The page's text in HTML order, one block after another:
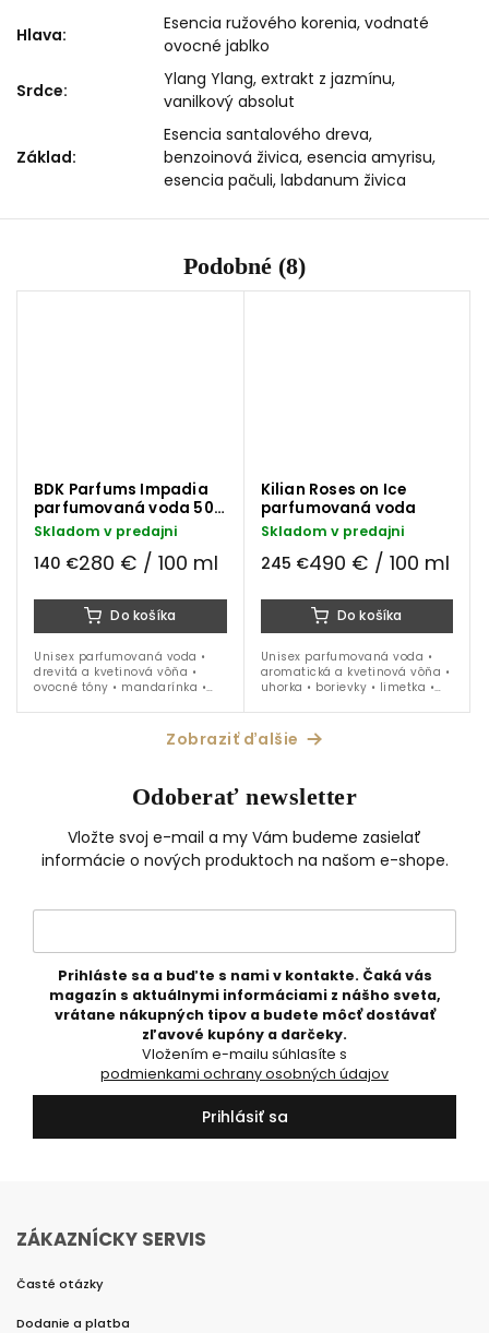
Hlava:
Esencia ružového korenia, vodnaté
ovocné jablko
Srdce:
Ylang Ylang, extrakt z jazmínu,
vanilkový absolut
Základ:
Esencia santalového dreva,
benzoinová živica, esencia amyrisu,
esencia pačuli, labdanum živica
Podobné (8)
BDK Parfums Impadia
parfumovaná voda 50
ml
Skladom v predajni
140 €280 € / 100 ml
Do košíka
Unisex parfumovaná voda •
drevitá a kvetinová vôňa •
ovocné tóny • mandarínka •
pomarančový kvet • vanilka •
akigalawood • ideálna na
Kilian Roses on Ice
parfumovaná voda
Skladom v predajni
245 €490 € / 100 ml
Do košíka
Unisex parfumovaná voda •
aromatická a kvetinová vôňa •
uhorka • borievky • limetka •
ideálna na obdobie jar - leto
Zobraziť ďalšie
Odoberať newsletter
Vložte svoj e-mail a my Vám budeme zasielať
informácie o nových produktoch na našom e-shope.
Prihláste sa a buďte s nami v kontakte. Čaká vás
magazín s aktuálnymi informáciami z nášho sveta,
vrátane nákupných tipov a budete môcť dostávať
zľavové kupóny a darčeky.
podmienkami ochrany osobných údajov
Prihlásiť sa
ZÁKAZNÍCKY SERVIS
Časté otázky
Dodanie a platba